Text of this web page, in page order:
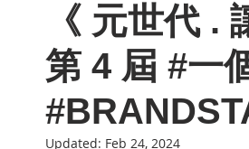
Technology 網絡媒體 Jesus
《 元世代 .
第 4 屆 #一
Updated: Feb 24, 2024